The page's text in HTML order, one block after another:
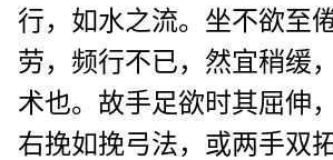
行，如水之流。坐不欲至
劳，频行不已，然宜稍缓
术也。故手足欲时其屈伸
右挽如挽弓法，或两手双